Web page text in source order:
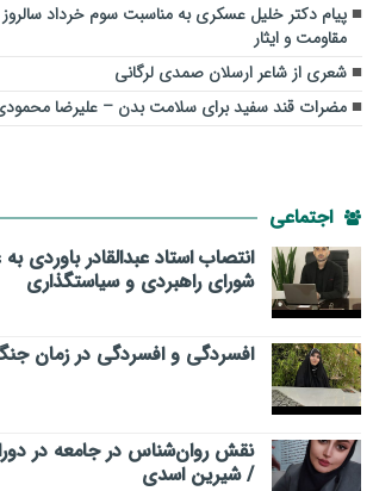
پیام دکتر خلیل عسکری به مناسبت سوم خرداد
مقاومت و ایثار
شعری از شاعر ارسلان صمدی لرگانی
مضرات قند سفید برای سلامت بدن – علیرضا
اجتماعی
انتصاب استاد عبدالقادر باوردی
شورای راهبردی و سیاستگذاری
افسردگی و افسردگی در زمان
نقش روان‌شناس در جامعه در
/ شیرین اسدی